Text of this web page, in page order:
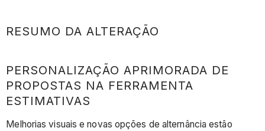
RESUMO DA ALTERAÇÃO
PERSONALIZAÇÃO APRIMORADA DE
PROPOSTAS NA FERRAMENTA
ESTIMATIVAS
Melhorias visuais e novas opções de alternância estão